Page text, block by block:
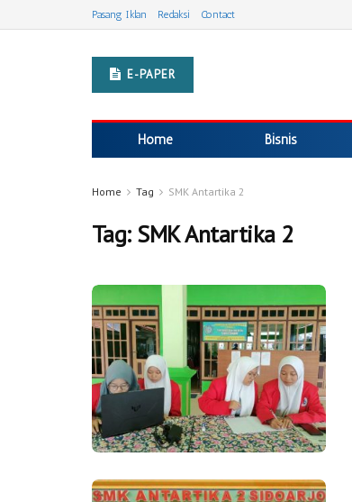
Pasang Iklan Redaksi Contact
E-PAPER
Home Bisnis
Home Tag SMK Antartika 2
Tag: SMK Antartika 2